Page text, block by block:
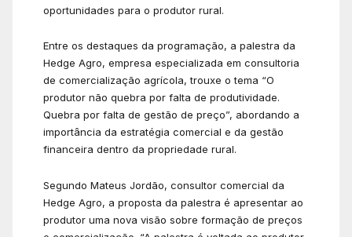
oportunidades para o produtor rural.
Entre os destaques da programação, a palestra da
Hedge Agro, empresa especializada em consultoria
de comercialização agrícola, trouxe o tema “O
produtor não quebra por falta de produtividade.
Quebra por falta de gestão de preço”, abordando a
importância da estratégia comercial e da gestão
financeira dentro da propriedade rural.
Segundo Mateus Jordão, consultor comercial da
Hedge Agro, a proposta da palestra é apresentar ao
produtor uma nova visão sobre formação de preços